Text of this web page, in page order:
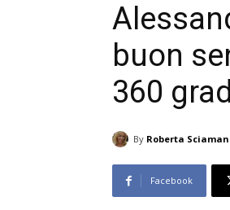
buon
360
By Roberta
Facebook